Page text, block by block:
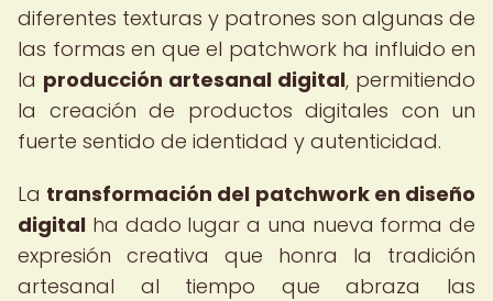
diferentes texturas y patrones son algunas de
las formas en que el patchwork ha influido en
la producción artesanal digital, permitiendo
la creación de productos digitales con un
fuerte sentido de identidad y autenticidad.
La transformación del patchwork en diseño
digital ha dado lugar a una nueva forma de
expresión creativa que honra la tradición
artesanal al tiempo que abraza las